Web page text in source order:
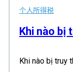
个人所得税
Khi nào bị
Khi nào bị truy